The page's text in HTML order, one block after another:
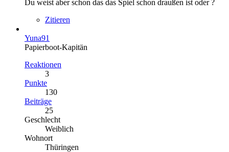
Du weist aber schon das das Spiel schon draußen ist oder ?
Zitieren
Yuna91
Papierboot-Kapitän
Reaktionen
3
Punkte
130
Beiträge
25
Geschlecht
Weiblich
Wohnort
Thüringen